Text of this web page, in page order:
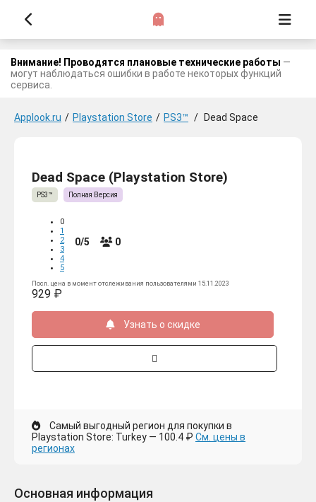
Внимание! Проводятся плановые технические работы —
могут наблюдаться ошибки в работе некоторых функций
сервиса.
Applook.ru / Playstation Store / PS3™ / Dead Space
Dead Space (Playstation Store)
PS3™ Полная Версия
0
1
2
3
4
5
0/5 0
Посл. цена в момент отслеживания пользователями 15.11.2023
929 ₽
Узнать о скидке
Самый выгодный регион для покупки в
Playstation Store: Turkey — 100.4 ₽ См. цены в
регионах
Основная информация